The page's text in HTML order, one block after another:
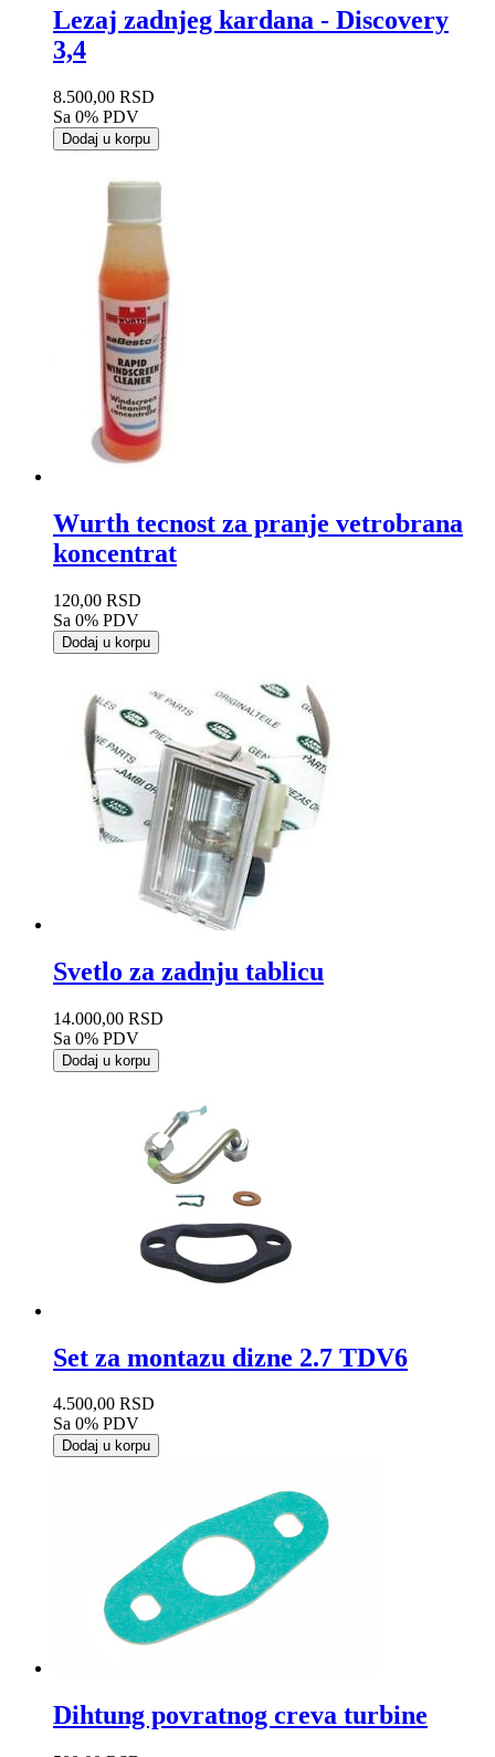
Lezaj zadnjeg kardana - Discovery
3,4
8.500,00 RSD
Sa 0% PDV
Dodaj u korpu
Wurth tecnost za pranje vetrobrana
koncentrat
120,00 RSD
Sa 0% PDV
Dodaj u korpu
Svetlo za zadnju tablicu
14.000,00 RSD
Sa 0% PDV
Dodaj u korpu
Set za montazu dizne 2.7 TDV6
4.500,00 RSD
Sa 0% PDV
Dodaj u korpu
Dihtung povratnog creva turbine